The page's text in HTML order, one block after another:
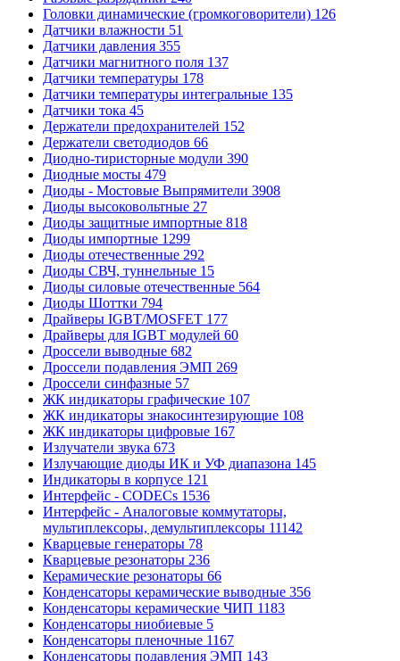
Головки динамические (громкоговорители) 126
Датчики влажности 51
Датчики давления 355
Датчики магнитного поля 137
Датчики температуры 178
Датчики температуры интегральные 135
Датчики тока 45
Держатели предохранителей 152
Держатели светодиодов 66
Диодно-тиристорные модули 390
Диодные мосты 479
Диоды - Мостовые Выпрямители 3908
Диоды высоковольтные 27
Диоды защитные импортные 818
Диоды импортные 1299
Диоды отечественные 292
Диоды СВЧ, туннельные 15
Диоды силовые отечественные 564
Диоды Шоттки 794
Драйверы IGBT/MOSFET 177
Драйверы для IGBT модулей 60
Дроссели выводные 682
Дроссели подавления ЭМП 269
Дроссели синфазные 57
ЖК индикаторы графические 107
ЖК индикаторы знакосинтезирующие 108
ЖК индикаторы цифровые 167
Излучатели звука 673
Излучающие диоды ИК и УФ диапазона 145
Индикаторы в корпусе 121
Интерфейс - CODECs 1536
Интерфейс - Аналоговые коммутаторы,
мультиплексоры, демультиплексоры 11142
Кварцевые генераторы 78
Кварцевые резонаторы 236
Керамические резонаторы 66
Конденсаторы керамические выводные 356
Конденсаторы керамические ЧИП 1183
Конденсаторы ниобиевые 5
Конденсаторы пленочные 1167
Конденсаторы подавления ЭМП 143